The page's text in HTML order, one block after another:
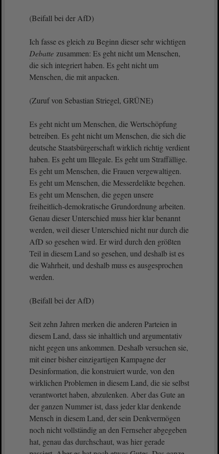
(Beifall bei der AfD)
Ich fasse es gleich zu Beginn dieser sehr wichtigen
Debatte zusammen: Es geht nicht um Menschen,
die sich integriert haben. Es geht nicht um
Menschen, die mit anpacken.
(Zuruf von Sebastian Striegel, GRÜNE)
Es geht nicht um Menschen, die Wertschöpfung
betreiben. Es geht nicht um Menschen, die sich die
deutsche Staatsbürgerschaft wirklich richtig verdient
haben. Es geht um Illegale. Es geht um Straffällige.
Es geht um Menschen, die Frauen vergewaltigen.
Es geht um Menschen, die Messerdelikte begehen.
Es geht um Menschen, die gegen unsere
freiheitlich-demokratische Grundordnung arbeiten.
Genau dieser Unterschied muss hier klar benannt
werden, weil dieser Unterschied nicht nur durch die
AfD so gesehen wird. Er wird durch den größten
Teil in diesem Land so gesehen, und deshalb ist es
die Wahrheit, und deshalb muss es ausgesprochen
werden.
(Beifall bei der AfD)
Seit zehn Jahren merken die anderen Parteien in
diesem Land, dass sie inhaltlich und argumentativ
nicht gegen uns ankommen. Deshalb versuchen sie,
mit einer bisher einzigartigen Kampagne der
Desinformation, die konstruiert wurde, von den
wirklichen Problemen in diesem Land, die sie selbst
verantwortet haben, abzulenken. Aber das Gute an
der ganzen Nummer ist, dass jeder klar denkende
Mensch in diesem Land, der sein Denkvermögen
noch nicht vollständig an den Fernseher abgegeben
hat, genau das durchschaut, was hier gerade